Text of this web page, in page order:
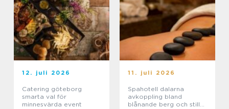
12. juli 2026
Catering göteborg
smarta val för
minnesvärda event
11. juli 2026
Spahotell dalarna
avkoppling bland
blånande berg och stilla